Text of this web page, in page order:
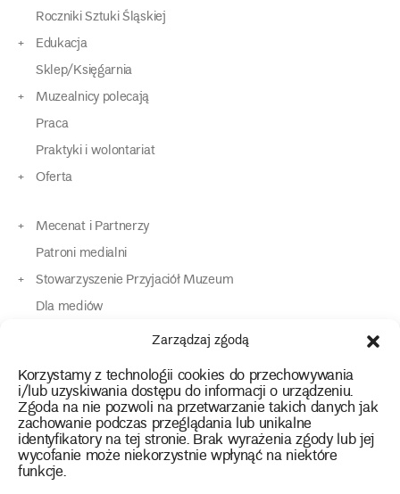
Zarządzaj zgodą
Korzystamy z technologii cookies do przechowywania
i/lub uzyskiwania dostępu do informacji o urządzeniu.
Zgoda na nie pozwoli na przetwarzanie takich danych jak
zachowanie podczas przeglądania lub unikalne
identyfikatory na tej stronie. Brak wyrażenia zgody lub jej
wycofanie może niekorzystnie wpłynąć na niektóre
funkcje.
Roczniki Sztuki Śląskiej
Edukacja
Sklep/Księgarnia
Muzealnicy polecają
Praca
Praktyki i wolontariat
Oferta
Mecenat i Partnerzy
Patroni medialni
Stowarzyszenie Przyjaciół Muzeum
Dla mediów
Dla osób o specjalnych potrzebach
Kontakt
instagram
twitterfacebookyoutube
tiktok
Polityka prywatności